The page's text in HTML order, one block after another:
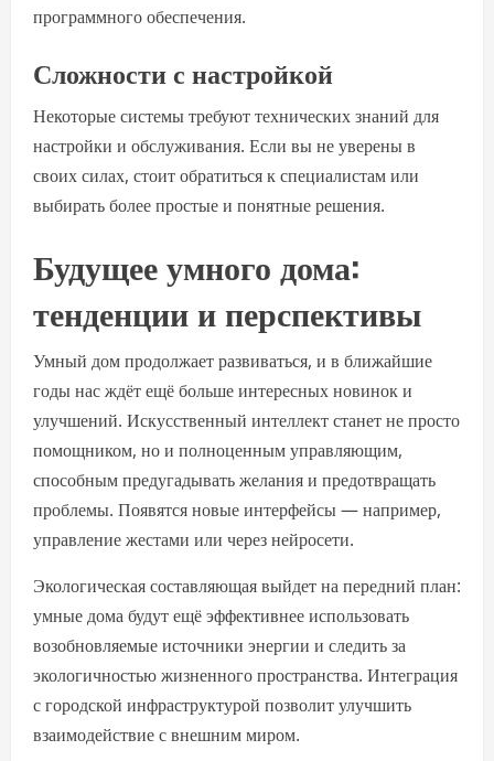
программного обеспечения.
Сложности с настройкой
Некоторые системы требуют технических знаний для
настройки и обслуживания. Если вы не уверены в
своих силах, стоит обратиться к специалистам или
выбирать более простые и понятные решения.
Будущее умного дома:
тенденции и перспективы
Умный дом продолжает развиваться, и в ближайшие
годы нас ждёт ещё больше интересных новинок и
улучшений. Искусственный интеллект станет не просто
помощником, но и полноценным управляющим,
способным предугадывать желания и предотвращать
проблемы. Появятся новые интерфейсы — например,
управление жестами или через нейросети.
Экологическая составляющая выйдет на передний план:
умные дома будут ещё эффективнее использовать
возобновляемые источники энергии и следить за
экологичностью жизненного пространства. Интеграция
с городской инфраструктурой позволит улучшить
взаимодействие с внешним миром.